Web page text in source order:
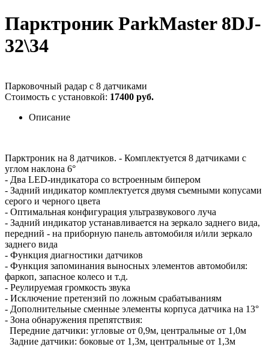
Парктроник ParkMaster 8DJ-
32\34
Парковочный радар с 8 датчиками
Стоимость с установкой: 17400 руб.
Описание
Парктроник на 8 датчиков. - Комплектуется 8 датчиками с
углом наклона 6°
- Два LED-индикатора со встроенным бипером
- Задний индикатор комплектуется двумя съемными копусами
серого и черного цвета
- Оптимальная конфигурация ультразвукового луча
- Задний индикатор устанавливается на зеркало заднего вида,
передний - на приборную панель автомобиля и/или зеркало
заднего вида
- Функция диагностики датчиков
- Функция запоминания выносных элементов автомобиля:
фаркоп, запасное колесо и т.д.
- Реулируемая громкость звука
- Исключение претензий по ложным срабатываниям
- Дополнительные сменные элементы корпуса датчика на 13°
- Зона обнаружения препятствия:
Передние датчики: угловые от 0,9м, центральные от 1,0м
Задние датчики: боковые от 1,3м, центральные от 1,3м